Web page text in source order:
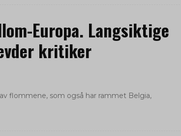
Europa. Langsiktige
kritiker
flommene, som også har rammet Belgia,